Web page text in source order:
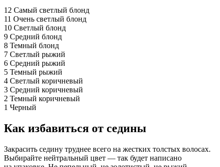
12 Самый светлый блонд
11 Очень светлый блонд
10 Светлый блонд
9 Средний блонд
8 Темный блонд
7 Светлый рыжий
6 Средний рыжий
5 Темный рыжий
4 Светлый коричневый
3 Средний коричневый
2 Темный коричневый
1 Черный
Как избавиться от седины
Закрасить седину труднее всего на жестких толстых волосах.
Выбирайте нейтральный цвет — так будет написано